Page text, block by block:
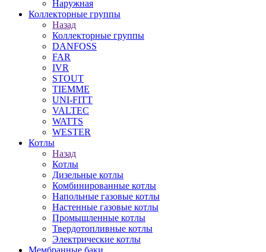
Наружная
Коллекторные группы
Назад
Коллекторные группы
DANFOSS
FAR
IVR
STOUT
TIEMME
UNI-FITT
VALTEC
WATTS
WESTER
Котлы
Назад
Котлы
Дизельные котлы
Комбинированные котлы
Напольные газовые котлы
Настенные газовые котлы
Промышленные котлы
Твердотопливные котлы
Электрические котлы
Мембранные баки